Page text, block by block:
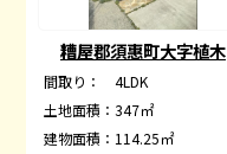
糟屋郡須惠町大字植木
間取り：
4LDK
土地面積：347㎡
建物面積： 114.25㎡